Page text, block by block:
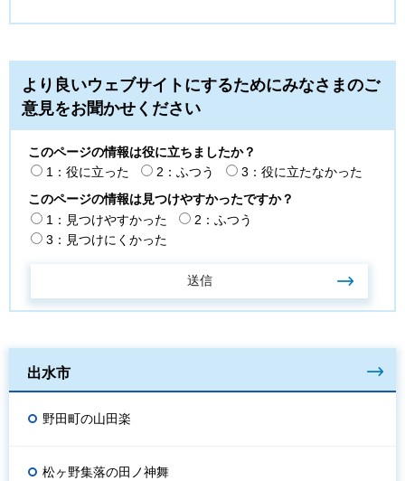
より良いウェブサイトにするためにみなさまのご
意見をお聞かせください
このページの情報は役に立ちましたか？
1：役に立った
2：ふつう
3：役に立たなかった
このページの情報は見つけやすかったですか？
1：見つけやすかった
2：ふつう
3：見つけにくかった
出水市
野田町の山田楽
松ヶ野集落の田ノ神舞